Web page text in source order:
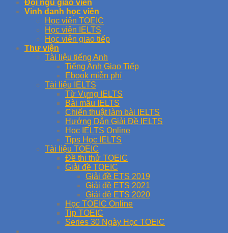
Đội ngũ giáo viên
Vinh danh học viên
Học viên TOEIC
Học viên IELTS
Học viên giao tiếp
Thư viện
Tài liệu tiếng Anh
Tiếng Anh Giao Tiếp
Ebook miễn phí
Tài liệu IELTS
Từ Vựng IELTS
Bài mẫu IELTS
Chiến thuật làm bài IELTS
Hướng Dẫn Giải Đề IELTS
Học IELTS Online
Tips Học IELTS
Tài liệu TOEIC
Đề thi thử TOEIC
Giải đề TOEIC
Giải đề ETS 2019
Giải đề ETS 2021
Giải đề ETS 2020
Học TOEIC Online
Tip TOEIC
Series 30 Ngày Học TOEIC